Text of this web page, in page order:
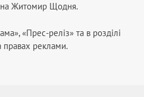
на Житомир Щодня.
«Прес-реліз» та в розділі
правах реклами.